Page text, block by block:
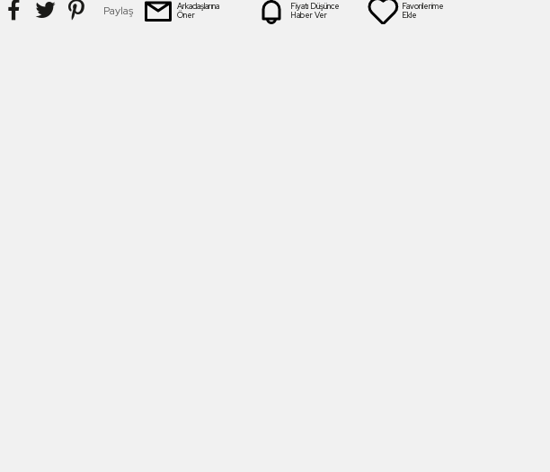
Paylaş
Arkadaşlarına
Öner
Fiyatı Düşünce
Haber Ver
Favorilerime
Ekle